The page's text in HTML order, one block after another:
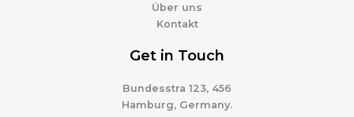
Über uns
Kontakt
Get in Touch
Bundesstra 123, 456
Hamburg, Germany.